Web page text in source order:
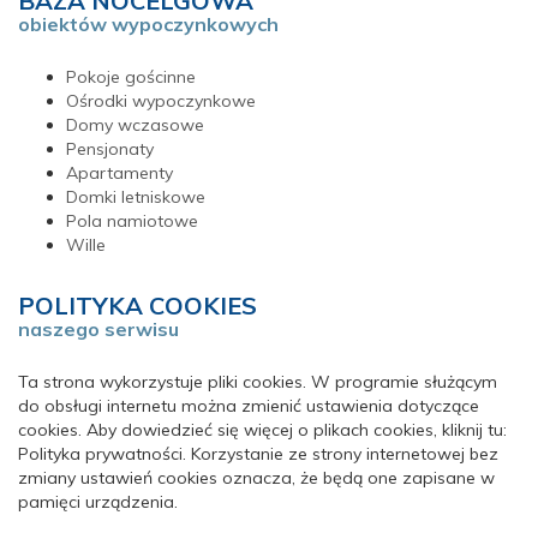
obiektów wypoczynkowych
Pokoje gościnne
Ośrodki wypoczynkowe
Domy wczasowe
Pensjonaty
Apartamenty
Domki letniskowe
Pola namiotowe
Wille
POLITYKA COOKIES
naszego serwisu
Ta strona wykorzystuje pliki cookies. W programie służącym
do obsługi internetu można zmienić ustawienia dotyczące
cookies. Aby dowiedzieć się więcej o plikach cookies, kliknij tu:
Polityka prywatności. Korzystanie ze strony internetowej bez
zmiany ustawień cookies oznacza, że będą one zapisane w
pamięci urządzenia.